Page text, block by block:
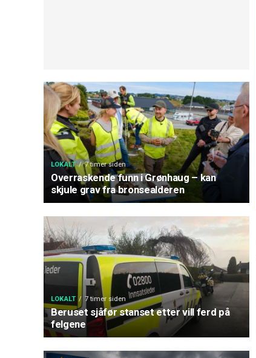
LOKALT 7 timer siden
Overraskende funn i Grønhaug – kan
skjule grav fra bronsealderen
LOKALT 7 timer siden
Beruset sjåfør stanset etter vill ferd på
felgene